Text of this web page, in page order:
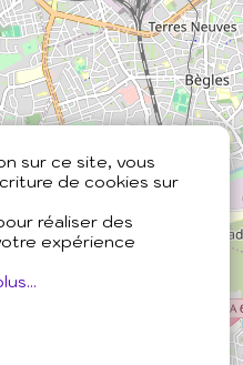
sur ce site, vous
de cookies sur
réaliser des
expérience